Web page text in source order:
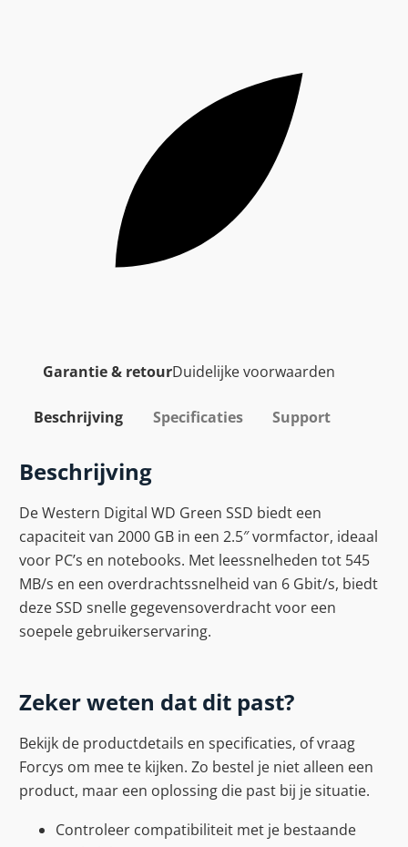
Garantie & retourDuidelijke voorwaarden
Beschrijving Specificaties Support
Beschrijving
De Western Digital WD Green SSD biedt een
capaciteit van 2000 GB in een 2.5″ vormfactor, ideaal
voor PC’s en notebooks. Met leessnelheden tot 545
MB/s en een overdrachtssnelheid van 6 Gbit/s, biedt
deze SSD snelle gegevensoverdracht voor een
soepele gebruikerservaring.
Zeker weten dat dit past?
Bekijk de productdetails en specificaties, of vraag
Forcys om mee te kijken. Zo bestel je niet alleen een
product, maar een oplossing die past bij je situatie.
Controleer compatibiliteit met je bestaande